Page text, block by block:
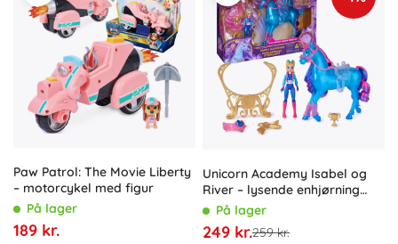
Paw Patrol: The Movie Liberty
– motorcykel med figur
På lager
189 kr.
Unicorn Academy Isabel og
River – lysende enhjørning
med dukke og tilbehør
På lager
249 kr.259 kr.